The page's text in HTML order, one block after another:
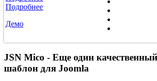
Подробнее
Демо
JSN Mico - Еще один
шаблон для Joomla